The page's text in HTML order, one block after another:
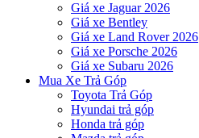
Giá xe Jaguar 2026
Giá xe Bentley
Giá xe Land Rover 2026
Giá xe Porsche 2026
Giá xe Subaru 2026
Mua Xe Trả Góp
Toyota Trả Góp
Hyundai trả góp
Honda trả góp